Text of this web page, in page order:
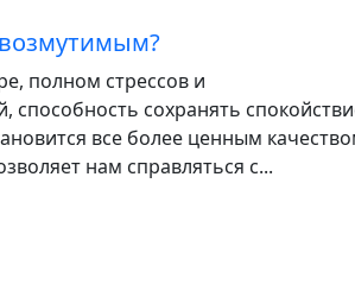
полном стрессов и
способность сохранять
все более ценным
нам справляться с...